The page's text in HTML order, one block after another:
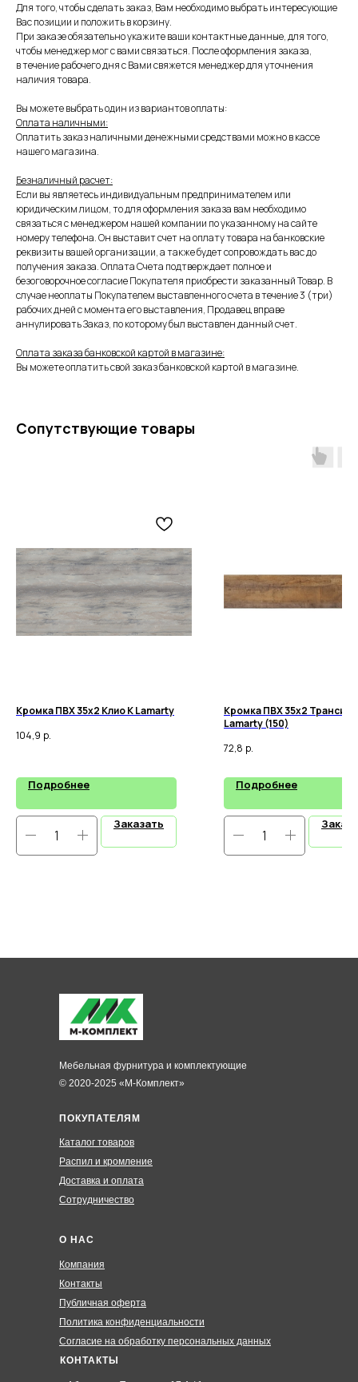
Для того, чтобы сделать заказ, Вам необходимо выбрать интересующие
Вас позиции и положить в корзину.
При заказе обязательно укажите ваши контактные данные, для того,
чтобы менеджер мог с вами связаться. После оформления заказа,
в течение рабочего дня с Вами свяжется менеджер для уточнения
наличия товара.
Вы можете выбрать один из вариантов оплаты:
Оплата наличными:
Оплатить заказ наличными денежными средствами можно в кассе
нашего магазина.
Безналичный расчет:
Если вы являетесь индивидуальным предпринимателем или
юридическим лицом, то для оформления заказа вам необходимо
связаться с менеджером нашей компании по указанному на сайте
номеру телефона. Он выставит счет на оплату товара на банковские
реквизиты вашей организации, а также будет сопровождать вас до
получения заказа. Оплата Счета подтверждает полное и
безоговорочное согласие Покупателя приобрести заказанный Товар. В
случае неоплаты Покупателем выставленного счета в течение 3 (три)
рабочих дней с момента его выставления, Продавец вправе
аннулировать Заказ, по которому был выставлен данный счет.
Оплата заказа банковской картой в магазине:
Вы можете оплатить свой заказ банковской картой в магазине.
Сопутствующие товары
Кромка ПВХ 35х2 Клио К Lamarty
104,9 р.
Подробнее
Заказать
Кромка ПВХ 35х2
Lamarty (150)
72,8 р.
Подробнее
ПОКУПАТЕЛЯМ
Каталог товаров
Распил и кромление
Доставка и оплата
Сотрудничество
О НАС
Компания
Контакты
Публичная оферта
Политика конфиденциальности
Согласие на обработку персональных данных
КОНТАКТЫ
© 2020-2025 «М-Комплект»
Мебельная фурнитура и комплектующие